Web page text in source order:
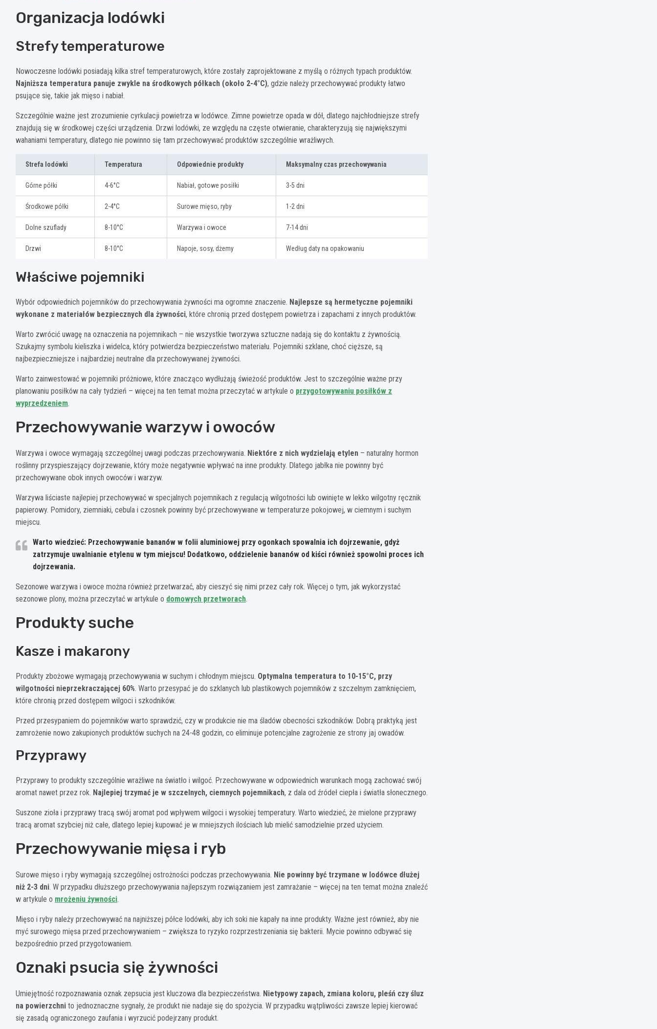
Organizacja lodówki
Strefy temperaturowe
Nowoczesne lodówki posiadają kilka stref temperaturowych, które zostały zaprojektowane z myślą o różnych typach produktów.
Najniższa temperatura panuje zwykle na środkowych półkach (około 2-4°C), gdzie należy przechowywać produkty łatwo
psujące się, takie jak mięso i nabiał.
Szczególnie ważne jest zrozumienie cyrkulacji powietrza w lodówce. Zimne powietrze opada w dół, dlatego najchłodniejsze strefy
znajdują się w środkowej części urządzenia. Drzwi lodówki, ze względu na częste otwieranie, charakteryzują się największymi
wahaniami temperatury, dlatego nie powinno się tam przechowywać produktów szczególnie wrażliwych.
Strefa lodówki Temperatura Odpowiednie produkty Maksymalny czas przechowywania
Górne półki 4-6°C Nabiał, gotowe posiłki 3-5 dni
Środkowe półki 2-4°C Surowe mięso, ryby 1-2 dni
Dolne szuflady 8-10°C Warzywa i owoce 7-14 dni
Drzwi 8-10°C Napoje, sosy, dżemy Według daty na opakowaniu
Właściwe pojemniki
Wybór odpowiednich pojemników do przechowywania żywności ma ogromne znaczenie. Najlepsze są hermetyczne pojemniki
wykonane z materiałów bezpiecznych dla żywności, które chronią przed dostępem powietrza i zapachami z innych produktów.
Warto zwrócić uwagę na oznaczenia na pojemnikach – nie wszystkie tworzywa sztuczne nadają się do kontaktu z żywnością.
Szukajmy symbolu kieliszka i widelca, który potwierdza bezpieczeństwo materiału. Pojemniki szklane, choć cięższe, są
najbezpieczniejsze i najbardziej neutralne dla przechowywanej żywności.
Warto zainwestować w pojemniki próżniowe, które znacząco wydłużają świeżość produktów. Jest to szczególnie ważne przy
planowaniu posiłków na cały tydzień – więcej na ten temat można przeczytać w artykule o przygotowywaniu posiłków z
wyprzedzeniem.
Przechowywanie warzyw i owoców
Warzywa i owoce wymagają szczególnej uwagi podczas przechowywania. Niektóre z nich wydzielają etylen – naturalny hormon
roślinny przyspieszający dojrzewanie, który może negatywnie wpływać na inne produkty. Dlatego jabłka nie powinny być
przechowywane obok innych owoców i warzyw.
Warzywa liściaste najlepiej przechowywać w specjalnych pojemnikach z regulacją wilgotności lub owinięte w lekko wilgotny ręcznik
papierowy. Pomidory, ziemniaki, cebula i czosnek powinny być przechowywane w temperaturze pokojowej, w ciemnym i suchym
miejscu.
Warto wiedzieć: Przechowywanie bananów w folii aluminiowej przy ogonkach spowalnia ich dojrzewanie, gdyż
zatrzymuje uwalnianie etylenu w tym miejscu! Dodatkowo, oddzielenie bananów od kiści również spowolni proces ich
dojrzewania.
Sezonowe warzywa i owoce można również przetwarzać, aby cieszyć się nimi przez cały rok. Więcej o tym, jak wykorzystać
sezonowe plony, można przeczytać w artykule o domowych przetworach.
Produkty suche
Kasze i makarony
Produkty zbożowe wymagają przechowywania w suchym i chłodnym miejscu. Optymalna temperatura to 10-15°C, przy
wilgotności nieprzekraczającej 60%. Warto przesypać je do szklanych lub plastikowych pojemników z szczelnym zamknięciem,
które chronią przed dostępem wilgoci i szkodników.
Przed przesypaniem do pojemników warto sprawdzić, czy w produkcie nie ma śladów obecności szkodników. Dobrą praktyką jest
zamrożenie nowo zakupionych produktów suchych na 24-48 godzin, co eliminuje potencjalne zagrożenie ze strony jaj owadów.
Przyprawy
Przyprawy to produkty szczególnie wrażliwe na światło i wilgoć. Przechowywane w odpowiednich warunkach mogą zachować swój
aromat nawet przez rok. Najlepiej trzymać je w szczelnych, ciemnych pojemnikach, z dala od źródeł ciepła i światła słonecznego.
Suszone zioła i przyprawy tracą swój aromat pod wpływem wilgoci i wysokiej temperatury. Warto wiedzieć, że mielone przyprawy
tracą aromat szybciej niż całe, dlatego lepiej kupować je w mniejszych ilościach lub mielić samodzielnie przed użyciem.
Przechowywanie mięsa i ryb
Surowe mięso i ryby wymagają szczególnej ostrożności podczas przechowywania. Nie powinny być trzymane w lodówce dłużej
niż 2-3 dni. W przypadku dłuższego przechowywania najlepszym rozwiązaniem jest zamrażanie – więcej na ten temat można znaleźć
w artykule o mrożeniu żywności.
Mięso i ryby należy przechowywać na najniższej półce lodówki, aby ich soki nie kapały na inne produkty. Ważne jest również, aby nie
myć surowego mięsa przed przechowywaniem – zwiększa to ryzyko rozprzestrzeniania się bakterii. Mycie powinno odbywać się
bezpośrednio przed przygotowaniem.
Oznaki psucia się żywności
Umiejętność rozpoznawania oznak zepsucia jest kluczowa dla bezpieczeństwa. Nietypowy zapach, zmiana koloru, pleśń czy śluz
na powierzchni to jednoznaczne sygnały, że produkt nie nadaje się do spożycia. W przypadku wątpliwości zawsze lepiej kierować
się zasadą ograniczonego zaufania i wyrzucić podejrzany produkt.